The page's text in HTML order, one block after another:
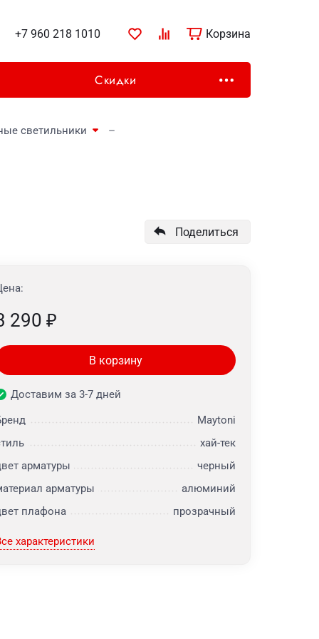
+7 960 218 1010 Корзина
Скидки
светильники
Поделиться
290 ₽
В корзину
Доставим за 3-7 дней
Maytoni
хай-тек
арматуры
черный
арматуры
алюминий
плафона
прозрачный
характеристики